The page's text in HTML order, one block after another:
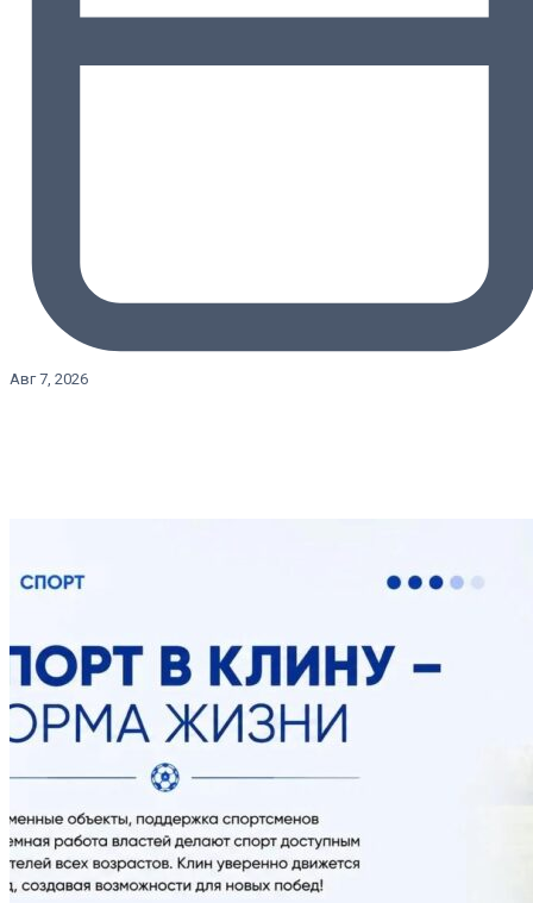
Авг 7, 2026